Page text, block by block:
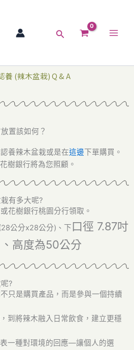
搜
養 (辣木盆栽) Q & A
置該如何？
認養辣木盆栽或是在這邊下單購買。
銀行將為您照顧。
有多大呢?
或花樹銀行桃園分行領取。
公分x28公分)、下口徑 7.87吋
、高度為50公分
?
只是購買產品，而是參與一個持續
將辣木融入日常飲食，建立更穩
一種對環境的回應—讓個人的選